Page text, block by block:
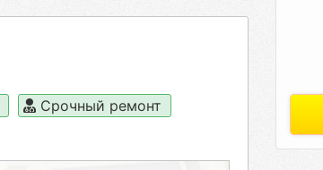
Срочный ремонт